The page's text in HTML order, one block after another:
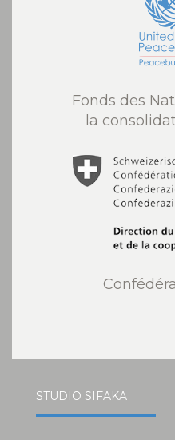
Fonds des
la
STUDIO SIFAKA